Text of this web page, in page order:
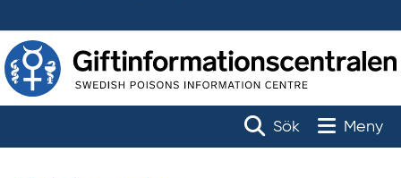
Sök Toggle
Meny